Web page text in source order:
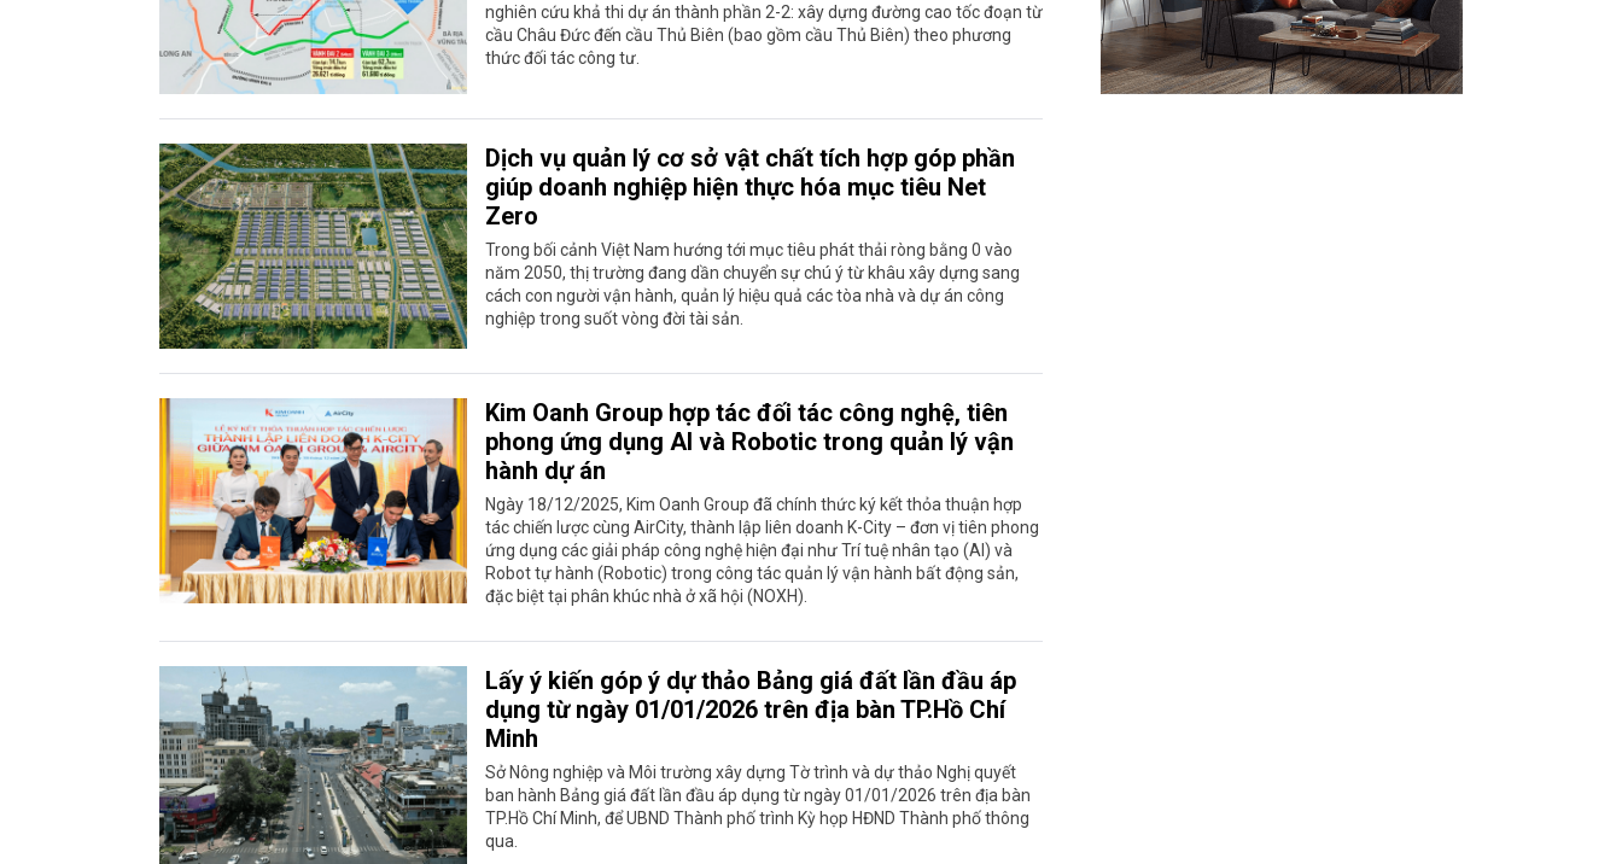
nghiên cứu khả thi dự án thành phần 2-2: xây dựng đường cao tốc đoạn từ
cầu Châu Đức đến cầu Thủ Biên (bao gồm cầu Thủ Biên) theo phương
thức đối tác công tư.
Dịch vụ quản lý cơ sở vật chất tích hợp góp phần
giúp doanh nghiệp hiện thực hóa mục tiêu Net
Zero
Trong bối cảnh Việt Nam hướng tới mục tiêu phát thải ròng bằng 0 vào
năm 2050, thị trường đang dần chuyển sự chú ý từ khâu xây dựng sang
cách con người vận hành, quản lý hiệu quả các tòa nhà và dự án công
nghiệp trong suốt vòng đời tài sản.
Kim Oanh Group hợp tác đối tác công nghệ, tiên
phong ứng dụng AI và Robotic trong quản lý vận
hành dự án
Ngày 18/12/2025, Kim Oanh Group đã chính thức ký kết thỏa thuận hợp
tác chiến lược cùng AirCity, thành lập liên doanh K-City – đơn vị tiên phong
ứng dụng các giải pháp công nghệ hiện đại như Trí tuệ nhân tạo (AI) và
Robot tự hành (Robotic) trong công tác quản lý vận hành bất động sản,
đặc biệt tại phân khúc nhà ở xã hội (NOXH).
Lấy ý kiến góp ý dự thảo Bảng giá đất lần đầu áp
dụng từ ngày 01/01/2026 trên địa bàn TP.Hồ Chí
Minh
Sở Nông nghiệp và Môi trường xây dựng Tờ trình và dự thảo Nghị quyết
ban hành Bảng giá đất lần đầu áp dụng từ ngày 01/01/2026 trên địa bàn
TP.Hồ Chí Minh, để UBND Thành phố trình Kỳ họp HĐND Thành phố thông
qua.